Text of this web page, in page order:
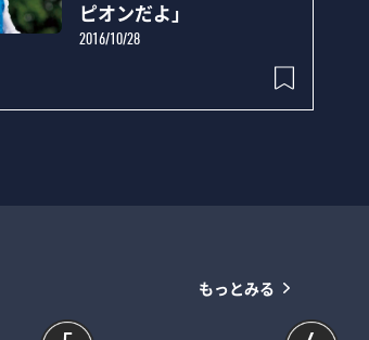
ピオンだよ」
2016/10/28
もっとみる